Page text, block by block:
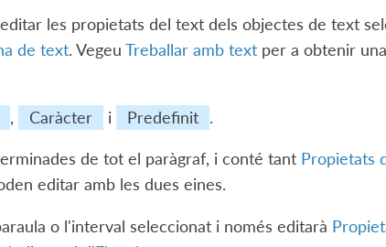
les propietats del text dels objectes de text
de text. Vegeu Treballar amb textper a obtenir
, Caràcter i Predefinit .
de tot el paràgraf, i conté tant Propietats
editar amb les dues eines.
o l'interval seleccionat i només editarà